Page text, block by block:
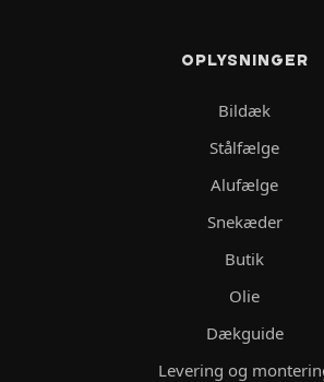
OPLYSNINGER
Bildæk
Stålfælge
Alufælge
Snekæder
Butik
Olie
Dækguide
Levering og